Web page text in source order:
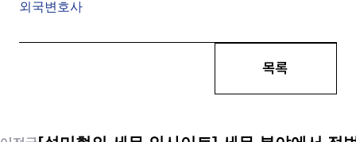
외국변호사
목록